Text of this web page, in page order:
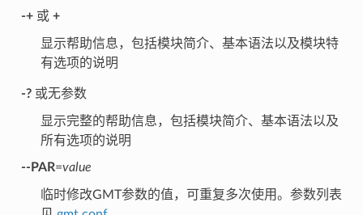
-+或 +
显示帮助信息，包括模块简介、基本语法以及模块特
有选项的说明
-?或无参数
显示完整的帮助信息，包括模块简介、基本语法以及
所有选项的说明
--PAR=value
临时修改GMT参数的值，可重复多次使用。参数列表